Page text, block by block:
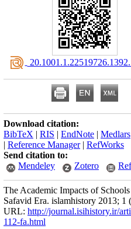
Download citation:
BibTeX | RIS | EndNote | Medlars
| Reference Manager| RefWorks
Send citation to:
Mendeley
Zotero
The Academic Impacts of
Safavid Era. islamhistory 2013; 1
URL: http://journal.isihistory.ir/
112-fa.html